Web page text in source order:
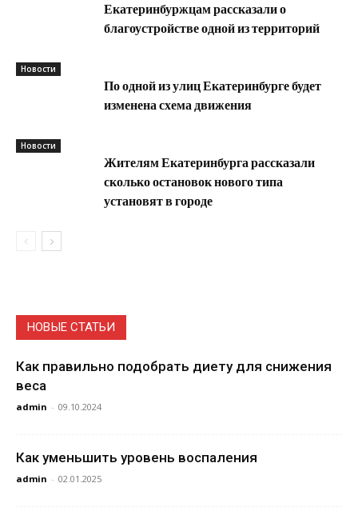
Екатеринбуржцам рассказали о
благоустройстве одной из территорий
Новости
По одной из улиц Екатеринбурге будет
изменена схема движения
Новости
Жителям Екатеринбурга рассказали
сколько остановок нового типа
установят в городе
НОВЫЕ СТАТЬИ
Как правильно подобрать диету для снижения
веса
admin - 09.10.2024
Как уменьшить уровень воспаления
admin - 02.01.2025